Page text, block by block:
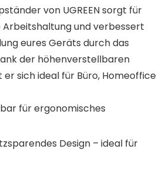
von UGREEN sorgt für
und verbessert
eures Geräts durch das
der höhenverstellbaren
sich ideal für Büro, Homeoffice
für ergonomisches
Design – ideal für